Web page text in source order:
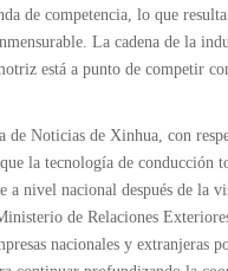
de competencia, lo que
La cadena de la
está a punto de competir
de Noticias de Xinhua, con
la tecnología de conducción
a nivel nacional después de la
de Relaciones
nacionales y extranjeras